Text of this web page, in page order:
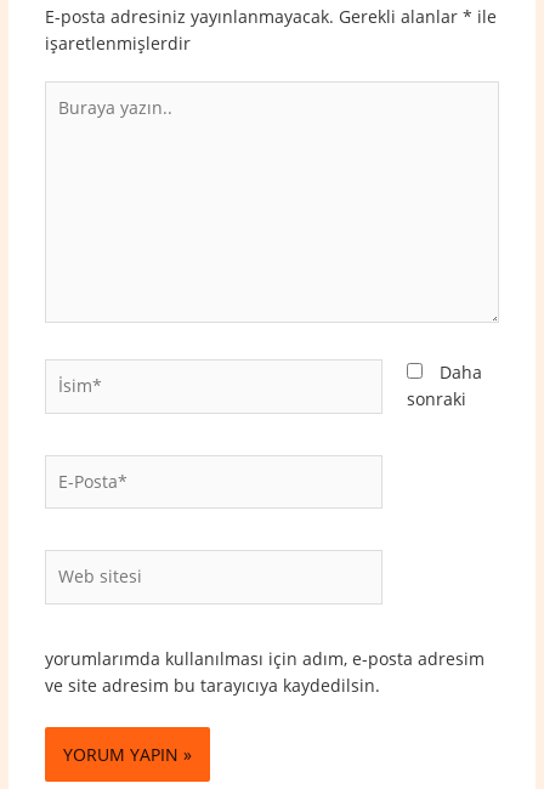
E-posta adresiniz yayınlanmayacak. Gerekli alanlar * ile
işaretlenmişlerdir
yazın..
İsim*
Posta*
sitesi
Daha
sonraki
yorumlarımda kullanılması için adım, e-posta adresim
ve site adresim bu tarayıcıya kaydedilsin.